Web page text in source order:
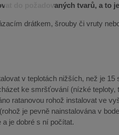
do požadovaných tvarů, a to
drátkem, šrouby či vruty
v teplotách nižších, než je
ke smršťování (nízké
ratanovou rohož instalovat ve
je pevně nainstalována v
je dobré s ní počítat.